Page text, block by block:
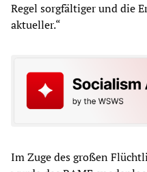
Regel sorgfältiger und die
aktueller.“
Im Zuge des großen